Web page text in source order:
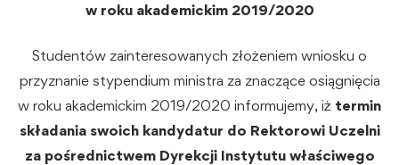
w roku akademickim 2019/2020
Studentów zainteresowanych złożeniem wniosku o
przyznanie stypendium ministra za znaczące osiągnięcia
w roku akademickim 2019/2020 informujemy, iż termin
składania swoich kandydatur do Rektorowi Uczelni
za pośrednictwem Dyrekcji Instytutu właściwego